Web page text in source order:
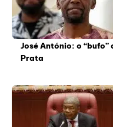
José António: o
Prata